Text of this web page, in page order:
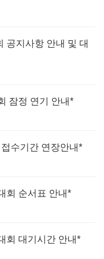
공지사항 안내 및 대
잠정 연기 안내*
수기간 연장안내*
회 순서표 안내*
회 대기시간 안내*